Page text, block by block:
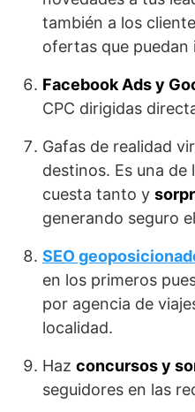
también a los
ofertas que puedan
Facebook Ads y
CPC dirigidas
Gafas de realidad
destinos. Es una
cuesta tanto y
generando seguro
SEO
en los primeros
por agencia de
localidad.
Haz concursos y
seguidores en las